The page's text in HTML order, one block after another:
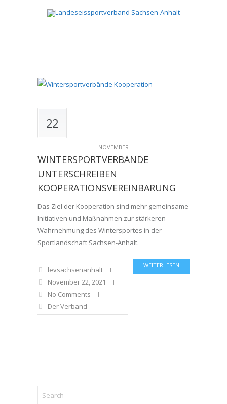
22
NOVEMBER
WINTERSPORTVERBÄNDE
UNTERSCHREIBEN
KOOPERATIONSVEREINBARUNG
Das Ziel der Kooperation sind mehr gemeinsame
Initiativen und Maßnahmen zur stärkeren
Wahrnehmung des Wintersportes in der
Sportlandschaft Sachsen-Anhalt.
WEITERLESEN
levsachsenanhalt
November 22, 2021
No Comments
Der Verband